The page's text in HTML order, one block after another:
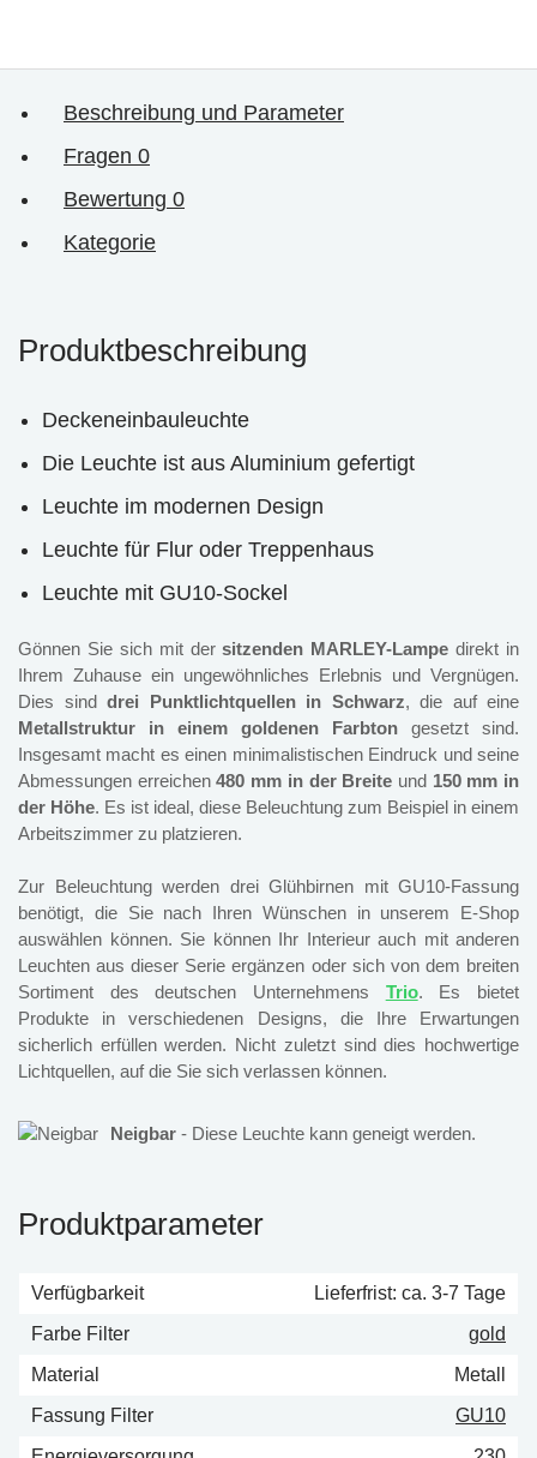
Beschreibung und Parameter
Fragen 0
Bewertung 0
Kategorie
Produktbeschreibung
Deckeneinbauleuchte
Die Leuchte ist aus Aluminium gefertigt
Leuchte im modernen Design
Leuchte für Flur oder Treppenhaus
Leuchte mit GU10-Sockel
Gönnen Sie sich mit dersitzenden MARLEY-Lampe direkt in
Ihrem Zuhause ein ungewöhnliches Erlebnis und Vergnügen.
Dies sind drei Punktlichtquellen in Schwarz, die auf eine
Metallstruktur in einem goldenen Farbton gesetzt sind.
Insgesamt macht es einen minimalistischen Eindruck und seine
Abmessungen erreichen480 mm in der Breite und 150 mm in
der Höhe. Es ist ideal, diese Beleuchtung zum Beispiel in einem
Arbeitszimmer zu platzieren.
Zur Beleuchtung werden drei Glühbirnen mit GU10-Fassung
benötigt, die Sie nach Ihren Wünschen in unserem E-Shop
auswählen können. Sie können Ihr Interieur auch mit anderen
Leuchten aus dieser Serie ergänzen oder sich von dem breiten
Sortiment des deutschen Unternehmens Trio. Es bietet
Produkte in verschiedenen Designs, die Ihre Erwartungen
sicherlich erfüllen werden. Nicht zuletzt sind dies hochwertige
Lichtquellen, auf die Sie sich verlassen können.
Neigbar - Diese Leuchte kann geneigt werden.
Produktparameter
Verfügbarkeit
Lieferfrist: ca. 3-7 Tage
Farbe Filter
gold
Material
Metall
Fassung Filter
GU10